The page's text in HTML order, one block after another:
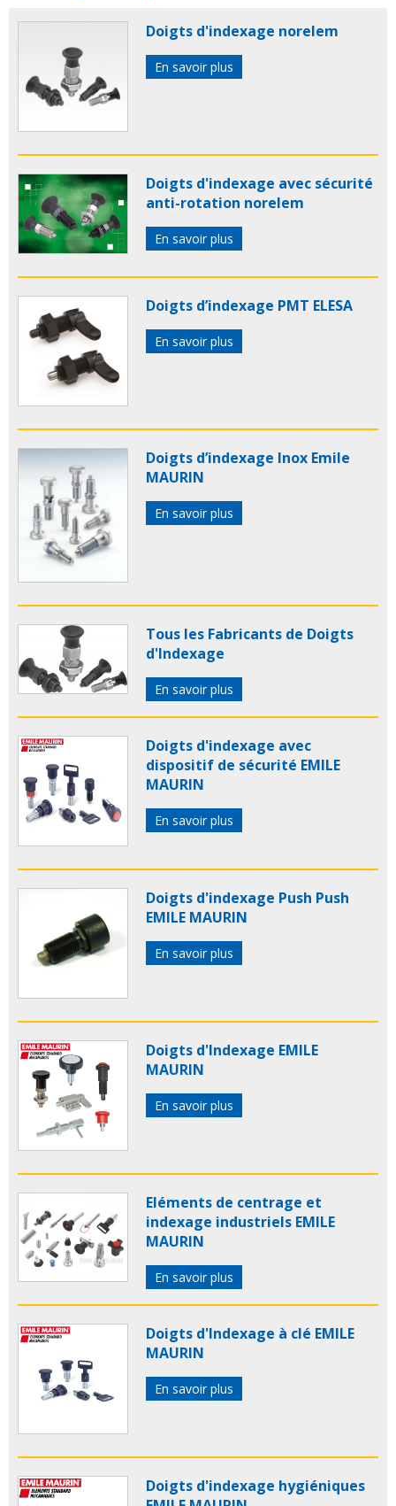
doigts indexage
Doigts d'indexage norelem
En savoir plus
Doigts d'indexage avec sécurité
anti-rotation norelem
En savoir plus
Doigts d’indexage PMT ELESA
En savoir plus
Doigts d’indexage Inox Emile
MAURIN
En savoir plus
Tous les Fabricants de Doigts
d'Indexage
En savoir plus
Doigts d'indexage avec
dispositif de sécurité EMILE
MAURIN
En savoir plus
Doigts d'indexage Push Push
EMILE MAURIN
En savoir plus
Doigts d'Indexage EMILE
MAURIN
En savoir plus
Eléments de centrage et
indexage industriels EMILE
MAURIN
En savoir plus
Doigts d'Indexage à clé EMILE
MAURIN
En savoir plus
Doigts d'indexage hygiéniques